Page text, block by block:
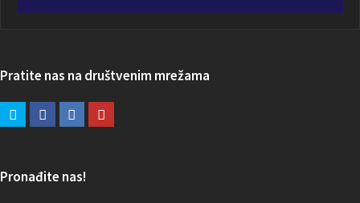
Pratite nas na društvenim mrežama
Pronađite nas!